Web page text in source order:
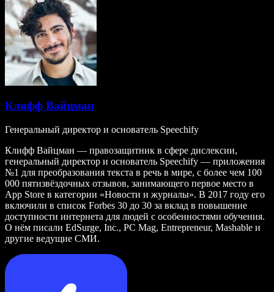
Клифф Вайцман
Генеральный директор и основатель Speechify
Клифф Вайцман — правозащитник в сфере дислексии,
генеральный директор и основатель Speechify — приложения
№1 для преобразования текста в речь в мире, с более чем 100
000 пятизвёздочных отзывов, занимающего первое место в
App Store в категории «Новости и журналы». В 2017 году его
включили в список Forbes 30 до 30 за вклад в повышение
доступности интернета для людей с особенностями обучения.
О нём писали EdSurge, Inc., PC Mag, Entrepreneur, Mashable и
другие ведущие СМИ.